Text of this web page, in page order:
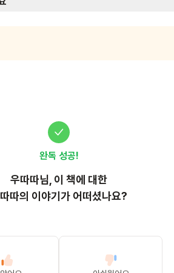
완독 성공!
우따따님, 이 책에 대한
따의 이야기가 어떠셨나요?